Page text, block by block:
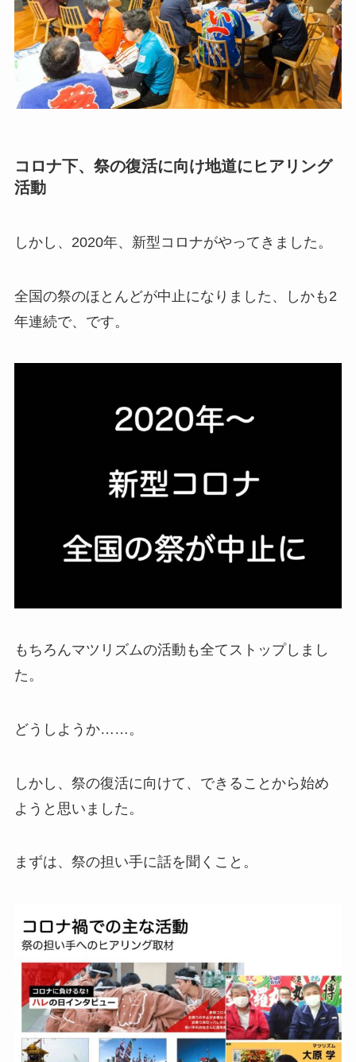
コロナ下、祭の復活に向け地道にヒアリング
活動
しかし、2020年、新型コロナがやってきました。
全国の祭のほとんどが中止になりました、しかも2
年連続で、です。
もちろんマツリズムの活動も全てストップしまし
た。
どうしようか……。
しかし、祭の復活に向けて、できることから始め
ようと思いました。
まずは、祭の担い手に話を聞くこと。